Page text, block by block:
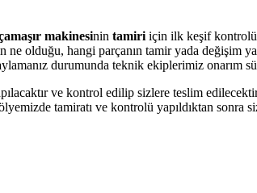
makinesinin tamiri için ilk keşif
ne olduğu, hangi parçanın tamir yada
durumunda teknik ekiplerimiz onarım
ve kontrol edilip sizlere teslim
tamiratı ve kontrolü yapıldıktan sonra